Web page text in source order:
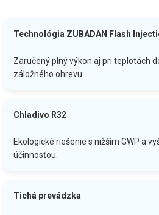
Technológia ZUBADAN Flash
Zaručený plný výkon aj pri teplotách
záložného ohrevu.
Chladivo R32
Ekologické riešenie s nižším GWP a
účinnosťou.
Tichá prevádzka